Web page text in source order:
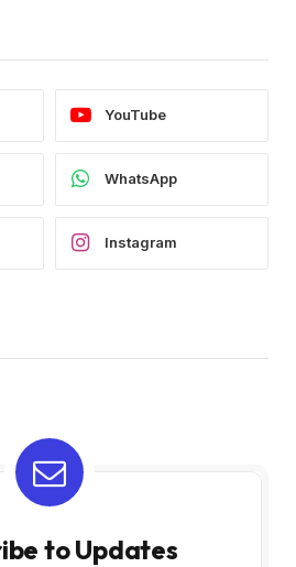
YouTube
WhatsApp
Instagram
to Updates